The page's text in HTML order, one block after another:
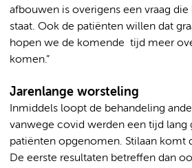
afbouwen is overigens een vraag
staat. Ook de patiënten willen dat
hopen we de komende tijd meer
komen.”
Jarenlange worsteling
Inmiddels loopt de behandeling
vanwege covid werden een tijd lang
patiënten opgenomen. Stilaan komt
De eerste resultaten betreffen dan